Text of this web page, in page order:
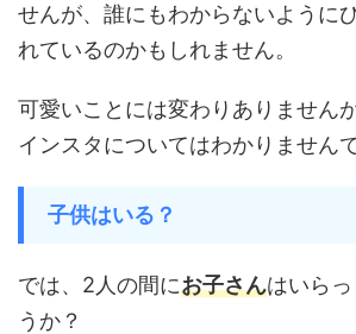
せんが、誰にもわからないように
れているのかもしれません。
可愛いことには変わりありません
インスタについてはわかりませんで
子供はいる？
では、2人の間にお子さんはいら
うか？